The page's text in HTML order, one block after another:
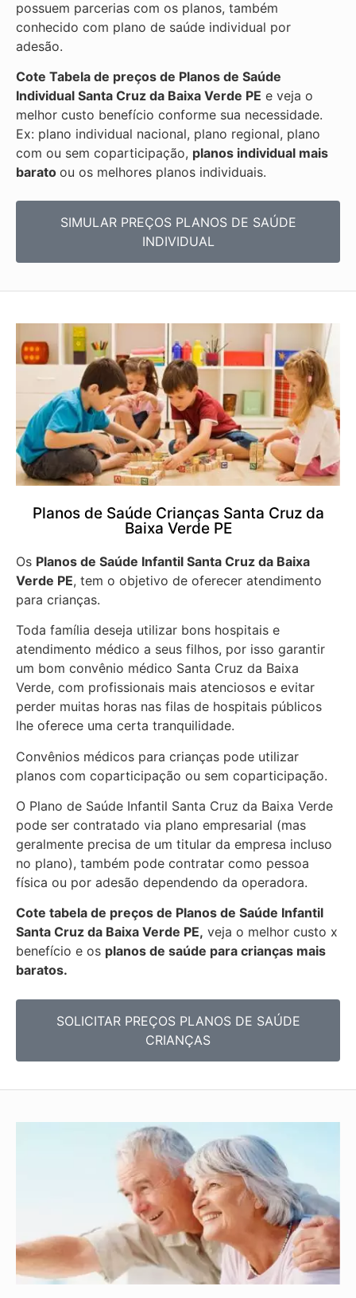
possuem parcerias com os planos, também
conhecido com plano de saúde individual por
adesão.
Cote Tabela de preços de Planos de Saúde
Individual Santa Cruz da Baixa Verde PE e veja o
melhor custo benefício conforme sua necessidade.
Ex: plano individual nacional, plano regional, plano
com ou sem coparticipação, planos individual mais
barato ou os melhores planos individuais.
SIMULAR PREÇOS PLANOS DE SAÚDE
INDIVIDUAL
Planos de Saúde Crianças Santa Cruz da
Baixa Verde PE
Os Planos de Saúde Infantil Santa Cruz da Baixa
Verde PE, tem o objetivo de oferecer atendimento
para crianças.
Toda família deseja utilizar bons hospitais e
atendimento médico a seus filhos, por isso garantir
um bom convênio médico Santa Cruz da Baixa
Verde, com profissionais mais atenciosos e evitar
perder muitas horas nas filas de hospitais públicos
lhe oferece uma certa tranquilidade.
Convênios médicos para crianças pode utilizar
planos com coparticipação ou sem coparticipação.
O Plano de Saúde Infantil Santa Cruz da Baixa Verde
pode ser contratado via plano empresarial (mas
geralmente precisa de um titular da empresa incluso
no plano), também pode contratar como pessoa
física ou por adesão dependendo da operadora.
Cote tabela de preços de Planos de Saúde Infantil
Santa Cruz da Baixa Verde PE, veja o melhor custo x
benefício e os planos de saúde para crianças mais
baratos.
SOLICITAR PREÇOS PLANOS DE SAÚDE
CRIANÇAS